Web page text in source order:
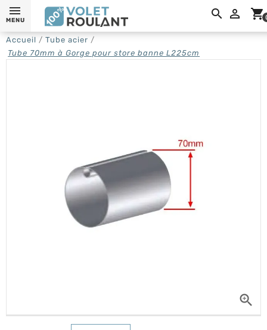
 shopping_cart
MENU
Accueil
Tube acier
Tube 70mm à Gorge pour store banne L225cm
